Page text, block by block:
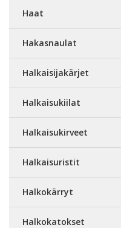
Haat
Hakasnaulat
Halkaisijakärjet
Halkaisukiilat
Halkaisukirveet
Halkaisuristit
Halkokärryt
Halkokatokset